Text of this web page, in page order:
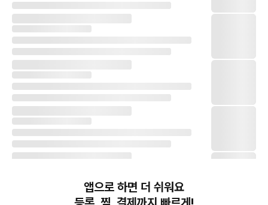
앱으로 하면 더 쉬워요